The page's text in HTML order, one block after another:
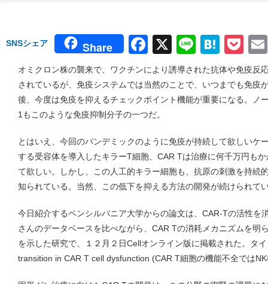
SNSシェア Share Facebook
X Line
オミクロン株の襲来で、ワクチンにより誘導された抗体や免疫反
されているが、免疫システムでは当然のことで、いつまでも免疫
後、今度は免疫を抑えるチェックポイント機能が重要になる。ノ
1もこのような免疫抑制分子の一つだ。
とはいえ、今回のパンデミックのように免疫が持続して欲しいケ
する受容体を導入したキラーT細胞、CAR Tは治療に何千万円も
て欲しい。しかし、この人工的キラー細胞も、抗原の刺激を持続
知られている。当然、この低下を抑える方法の開発が続けられて
今日紹介するペンシルバニア大学からの論文は、CAR-Tの活性を
さんのデータベースを比べながら、CAR Tの消耗メカニズムを明
を示した研究で、１２月２日Cellオンライン版に掲載された。タ
transition in CAR T cell dysfunction (CAR T細胞の機能不全では